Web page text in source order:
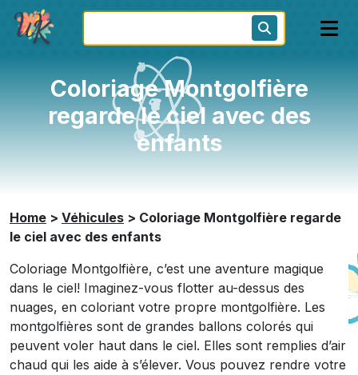
Coloriage Montgolfière
regarde le ciel avec des
enfants
Home > Véhicules > Coloriage Montgolfière regarde
le ciel avec des enfants
Coloriage Montgolfière, c’est une aventure magique
dans le ciel! Imaginez-vous flotter au-dessus des
nuages, en coloriant votre propre montgolfière. Les
montgolfières sont de grandes ballons colorés qui
peuvent voler haut dans le ciel. Elles sont remplies d’air
chaud qui les aide à s’élever. Vous pouvez rendre votre